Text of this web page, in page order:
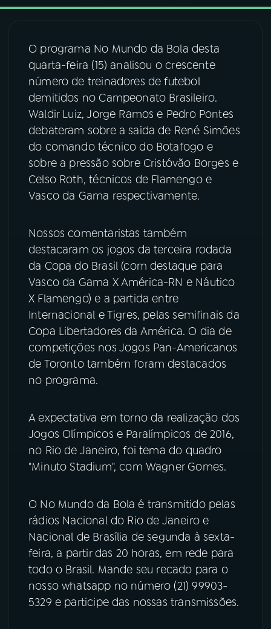
03PROGRAMAÇÃO
04PROGRAMAS
PODCASTS
06VIDEOCASTS
ÚLTIMAS
ACOMPANHE A RÁDIO NACIONAL
YouTube Facebook
TikTok
O programa No Mundo da Bola desta
quarta-feira (15) analisou o crescente
número de treinadores de futebol
demitidos no Campeonato Brasileiro.
Waldir Luiz, Jorge Ramos e Pedro Pontes
debateram sobre a saída de René Simões
do comando técnico do Botafogo e
sobre a pressão sobre Cristóvão Borges e
Celso Roth, técnicos de Flamengo e
Vasco da Gama respectivamente.
Nossos comentaristas também
destacaram os jogos da terceira rodada
da Copa do Brasil (com destaque para
Vasco da Gama X América-RN e Náutico
X Flamengo) e a partida entre
Internacional e Tigres, pelas semifinais da
Copa Libertadores da América. O dia de
competições nos Jogos Pan-Americanos
de Toronto também foram destacados
no programa.
A expectativa em torno da realização dos
Jogos Olímpicos e Paralímpicos de 2016,
no Rio de Janeiro, foi tema do quadro
"Minuto Stadium", com Wagner Gomes.
O No Mundo da Bola é transmitido pelas
rádios Nacional do Rio de Janeiro e
Nacional de Brasília de segunda à sexta-
feira, a partir das 20 horas, em rede para
todo o Brasil. Mande seu recado para o
nosso whatsapp no número (21) 99903-
5329 e participe das nossas transmissões.